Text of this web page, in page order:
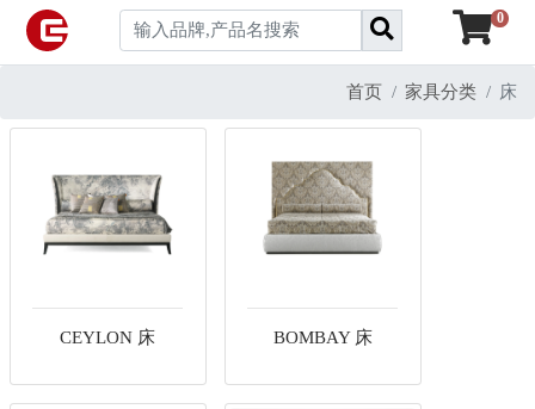
0
首页 家具分类 床
CEYLON 床 BOMBAY 床